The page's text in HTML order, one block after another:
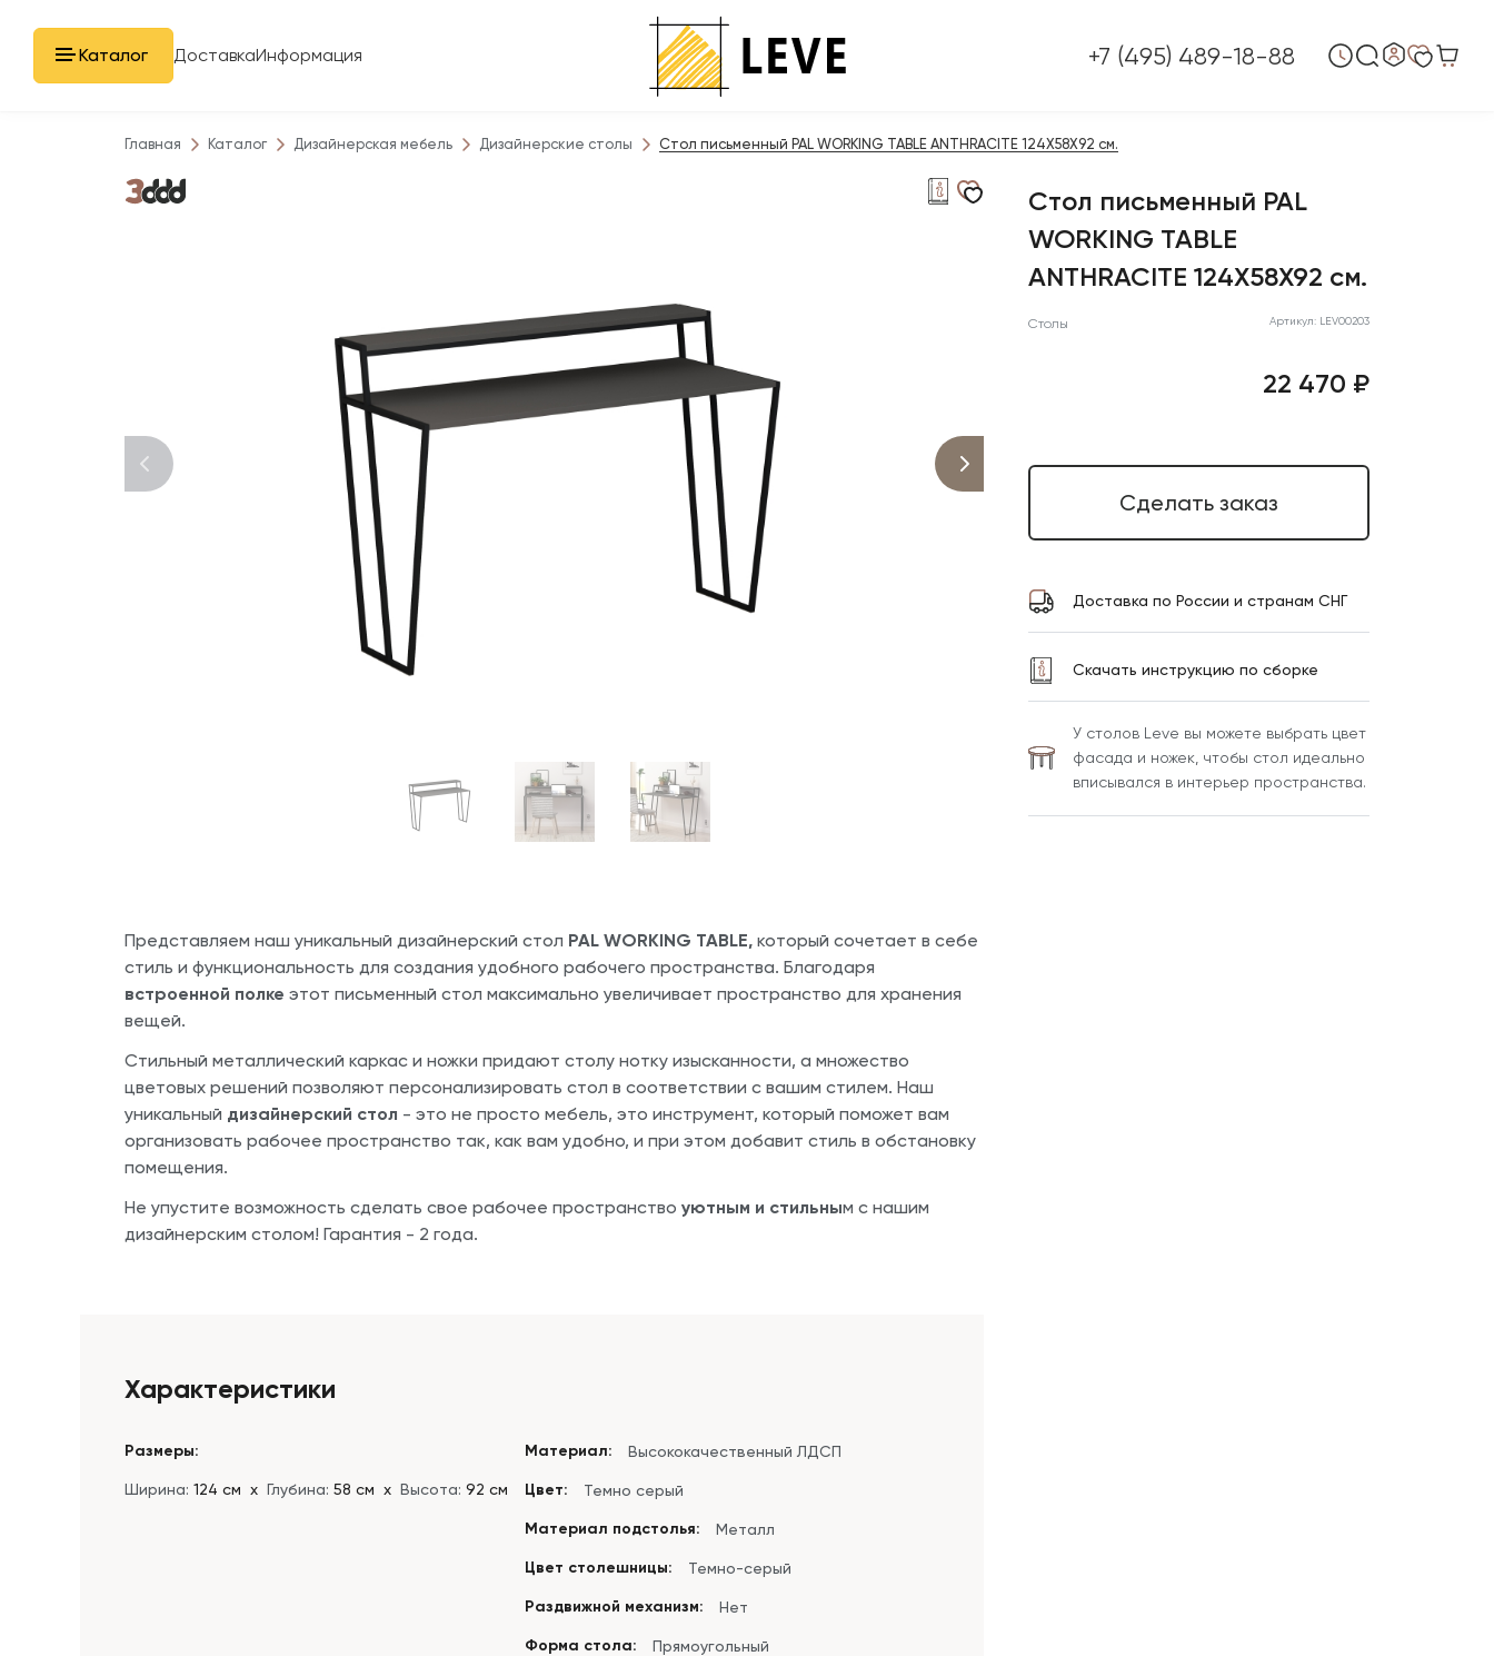
Каталог ДоставкаИнформация +7 (495) 489-18-88
Главная Каталог Дизайнерская мебель Дизайнерские столы Стол письменный PAL WORKING TABLE ANTHRACITE 124X58X92 см.
Представляем наш уникальный дизайнерский стол PAL WORKING TABLE, который сочетает в себе
стиль и функциональность для создания удобного рабочего пространства. Благодаря
встроенной полке этот письменный стол максимально увеличивает пространство для хранения
вещей.
Стильный металлический каркас и ножки придают столу нотку изысканности, а множество
цветовых решений позволяют персонализировать стол в соответствии с вашим стилем. Наш
уникальный дизайнерский стол - это не просто мебель, это инструмент, который поможет вам
организовать рабочее пространство так, как вам удобно, и при этом добавит стиль в обстановку
помещения.
Не упустите возможность сделать свое рабочее пространство уютным и стильным с нашим
дизайнерским столом! Гарантия - 2 года.
Характеристики
Размеры:
Ширина: 124 см х Глубина: 58 см х Высота: 92 см
Материал: Высококачественный ЛДСП
Цвет: Темно серый
Материал подстолья: Металл
Цвет столешницы: Темно-серый
Раздвижной механизм: Нет
Форма стола: Прямоугольный
Стол письменный PAL
WORKING TABLE
ANTHRACITE 124X58X92 см.
Столы Артикул: LEV00203
22 470 ₽
Сделать заказ
Доставка по России и странам СНГ
Скачать инструкцию по сборке
У столов Leve вы можете выбрать цвет
фасада и ножек, чтобы стол идеально
вписывался в интерьер пространства.